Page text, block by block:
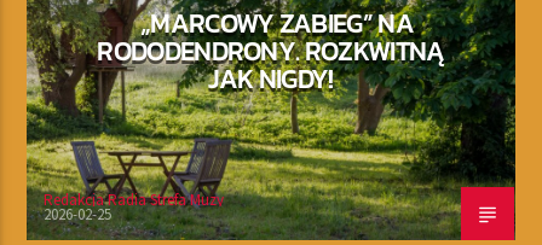
„MARCOWY ZABIEG” NA
RODODENDRONY. ROZKWITNĄ
JAK NIGDY!
Redakcja Radia Strefa Muzy
2026-02-25